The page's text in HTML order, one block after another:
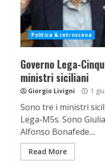
Politica & retroscena
Governo Lega-
ministri siciliani
Giorgio Livigni 1
Sono tre i ministri
Lega-M5s. Sono
Alfonso Bonafede....
Read More